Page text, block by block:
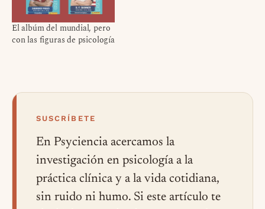
El albúm del mundial, pero
con las figuras de psicología
SUSCRÍBETE
En Psyciencia acercamos la
investigación en psicología a la
práctica clínica y a la vida cotidiana,
sin ruido ni humo. Si este artículo te